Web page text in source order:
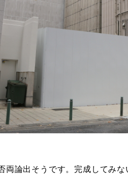
両論出そうです。完成してみ